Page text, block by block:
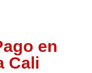
en
Cali